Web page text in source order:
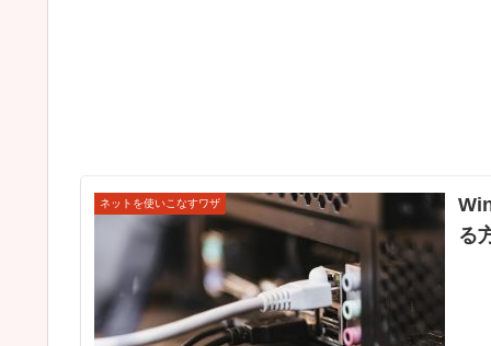
ネットを使いこなすワザ
る